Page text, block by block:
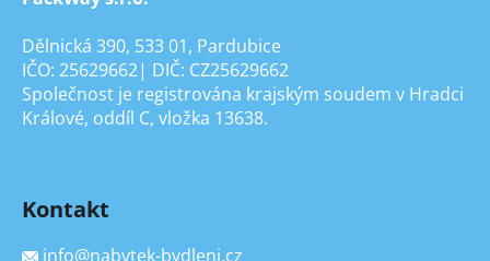
Dělnická 390, 533 01, Pardubice
IČO: 25629662| DIČ: CZ25629662
Společnost je registrována krajským soudem v Hradci
Králové, oddíl C, vložka 13638.
Kontakt
info@nabytek-bydleni.cz